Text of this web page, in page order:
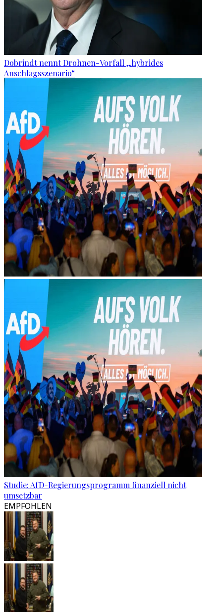
Dobrindt nennt Drohnen-Vorfall „hybrides
Anschlagsszenario“
Studie: AfD-Regierungsprogramm finanziell nicht
umsetzbar
EMPFOHLEN